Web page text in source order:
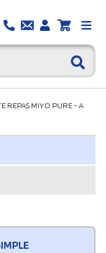
REPAS MIYO PURE - A